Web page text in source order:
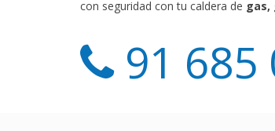
con seguridad con tu caldera de gas,
91 685